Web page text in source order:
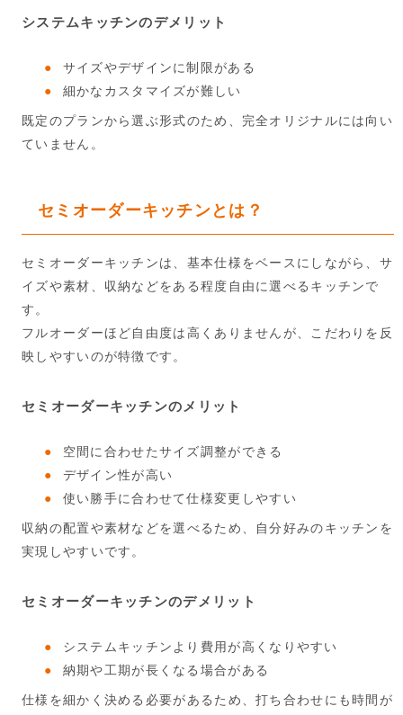
システムキッチンのデメリット
サイズやデザインに制限がある
細かなカスタマイズが難しい
既定のプランから選ぶ形式のため、完全オリジナルには向い
ていません。
セミオーダーキッチンとは？
セミオーダーキッチンは、基本仕様をベースにしながら、サ
イズや素材、収納などをある程度自由に選べるキッチンで
す。
フルオーダーほど自由度は高くありませんが、こだわりを反
映しやすいのが特徴です。
セミオーダーキッチンのメリット
空間に合わせたサイズ調整ができる
デザイン性が高い
使い勝手に合わせて仕様変更しやすい
収納の配置や素材などを選べるため、自分好みのキッチンを
実現しやすいです。
セミオーダーキッチンのデメリット
システムキッチンより費用が高くなりやすい
納期や工期が長くなる場合がある
仕様を細かく決める必要があるため、打ち合わせにも時間が